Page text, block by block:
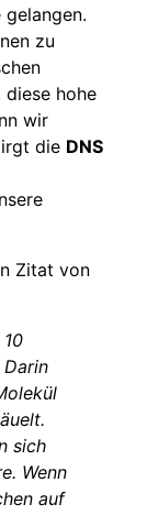
zu
diese hohe
wir
die DNS
Zitat von
sich
Wenn
auf